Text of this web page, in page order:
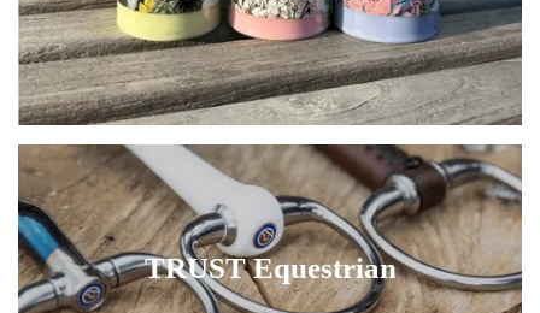
TRUST Equestrian